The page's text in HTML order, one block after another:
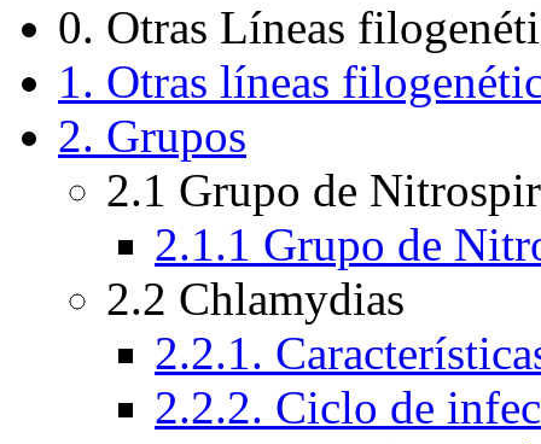
0. Otras Líneas
1. Otras líneas
2. Grupos
2.1 Grupo de
2.1.1 Grupo de
2.2 Chlamydias
2.2.1.
2.2.2. Ciclo de